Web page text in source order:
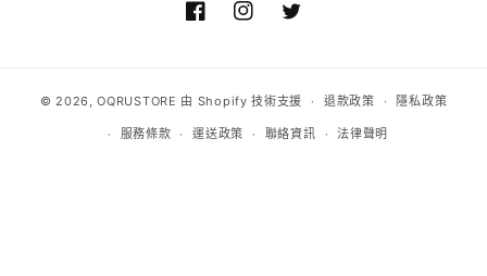
FacebookInstagramTwitter
© 2026,OQRUSTORE 由 Shopify 技術支援 退款政策 隱私政策
服務條款 運送政策 聯絡資訊 法律聲明